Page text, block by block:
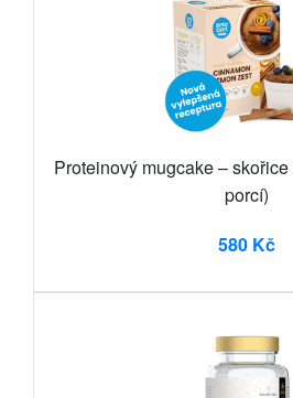
Proteinový mugcake –
porcí)
580 Kč